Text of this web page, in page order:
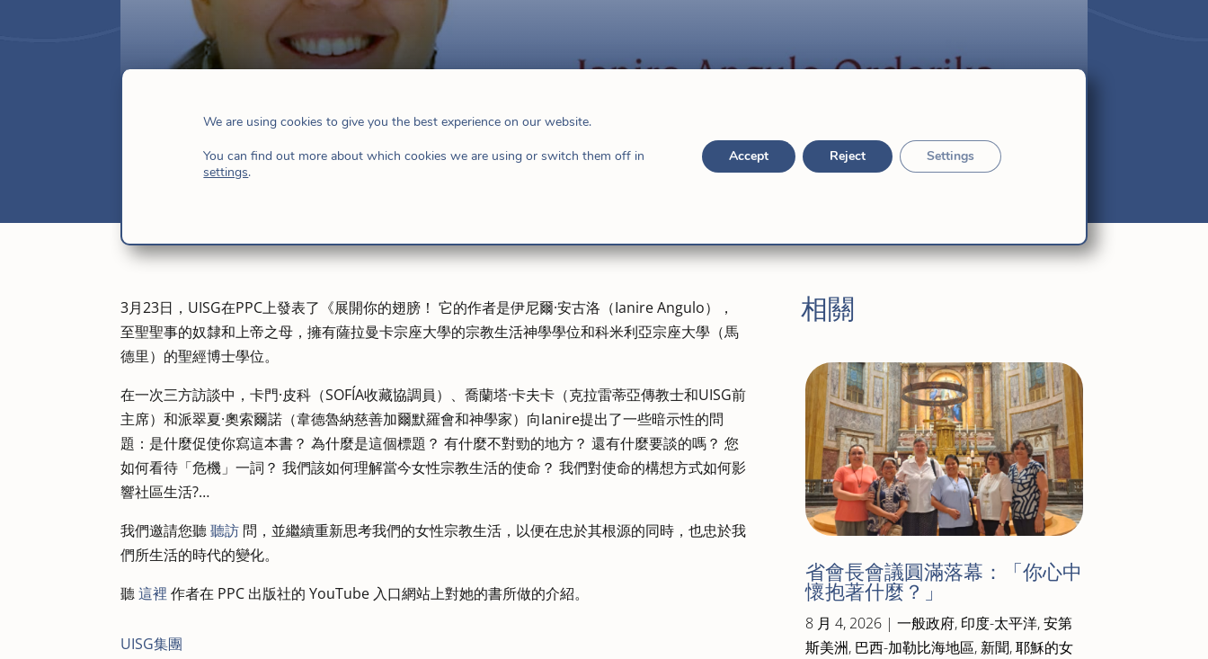
3 月 28, 2023 |宗教生活,新聞
3月23日，UISG在PPC上發表了《展開你的翅膀！ 它的作者是伊尼爾·安古洛（Ianire Angulo），
至聖聖事的奴隸和上帝之母，擁有薩拉曼卡宗座大學的宗教生活神學學位和科米利亞宗座大學（馬
德里）的聖經博士學位。
在一次三方訪談中，卡門·皮科（SOFÍA收藏協調員）、喬蘭塔·卡夫卡（克拉雷蒂亞傳教士和UISG前
主席）和派翠夏·奧索爾諾（韋德魯納慈善加爾默羅會和神學家）向Ianire提出了一些暗示性的問
題：是什麼促使你寫這本書？ 為什麼是這個標題？ 有什麼不對勁的地方？ 還有什麼要談的嗎？ 您
如何看待「危機」一詞？ 我們該如何理解當今女性宗教生活的使命？ 我們對使命的構想方式如何影
響社區生活?…
我們邀請您聽聽訪 問，並繼續重新思考我們的女性宗教生活，以便在忠於其根源的同時，也忠於我
們所生活的時代的變化。
聽這裡 作者在 PPC 出版社的 YouTube 入口網站上對她的書所做的介紹。
UISG集團
相關
省會長會議圓滿落幕：「你心中
懷抱著什麼？」
8 月 4, 2026| 一般政府, 印度-太平洋,安第
斯美洲, 巴西-加勒比海地區, 新聞,耶穌的女
We are using cookies to give you the best experience on our website.
You can find out more about which cookies we are using or switch them off in
settings.
Accept Reject Settings